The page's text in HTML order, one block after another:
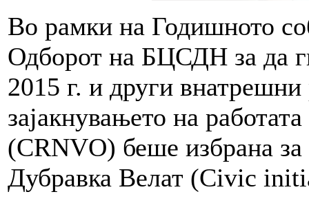
Во рамки на Годишното
Одборот на БЦСДН за да
2015 г. и други
зајакнувањето на
(CRNVO) беше избрана за
Дубравка Велат (Civic